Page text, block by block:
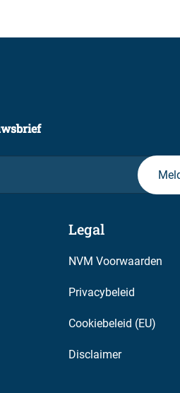
Legal
NVM Voorwaarden
Privacybeleid
Cookiebeleid (EU)
Disclaimer